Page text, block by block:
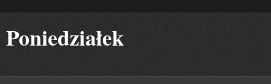
Poniedziałek